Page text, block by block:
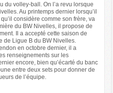
du volley-ball. On l’a revu lorsque
Au printemps dernier lorsqu’il
considère comme son frère, va
du BW Nivelles, il propose de
Il a accepté cette saison de
de Ligue B du BW Nivelles.
en octobre dernier, il a
renseignements sur les
encore, bien qu’écarté du banc
entre deux sets pour donner de
de l’équipe.